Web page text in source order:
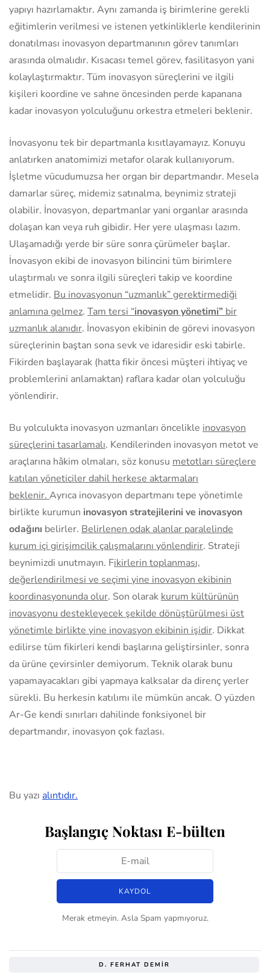
yapıyı hazırlamaktır. Aynı zamanda iş birimlerine gerekli
eğitimlerin verilmesi ve istenen yetkinliklerle kendilerinin
donatılması inovasyon departmanının görev tanımları
arasında olmalıdır. Kısacası temel görev, fasilitasyon yani
kolaylaştırmaktır. Tüm inovasyon süreçlerini ve ilgili
kişileri koordine ve sahne öncesinden perde kapanana
kadar inovasyon yolculuğunu orkestra etmeleri beklenir.
İnovasyonu tek bir departmanla kısıtlayamayız. Konuyu
anlatırken anatomimizi metafor olarak kullanıyorum.
İşletme vücudumuzsa her organ bir departmandır. Mesela
damarlar süreç, midemiz satınalma, beynimiz strateji
olabilir. İnovasyon, departmanlar yani organlar arasında
dolaşan kan veya ruh gibidir. Her yere ulaşması lazım.
Ulaşamadığı yerde bir süre sonra çürümeler başlar.
İnovasyon ekibi de inovasyon bilincini tüm birimlere
ulaştırmalı ve sonra ilgili süreçleri takip ve koordine
etmelidir. Bu inovasyonun “uzmanlık” gerektirmediği
anlamına gelmez. Tam tersi “inovasyon yönetimi” bir
uzmanlık alanıdır. İnovasyon ekibinin de görevi inovasyon
süreçlerinin baştan sona sevk ve idaresidir eski tabirle.
Fikirden başlayarak (hatta fikir öncesi müşteri ihtiyaç ve
problemlerini anlamaktan) raflara kadar olan yolculuğu
yönlendirir.
Bu yolculukta inovasyon uzmanları öncelikle inovasyon
süreçlerini tasarlamalı. Kendilerinden inovasyon metot ve
araçlarına hâkim olmaları, söz konusu metotları süreçlere
katılan yöneticiler dahil herkese aktarmaları
beklenir. Ayrıca inovasyon departmanı tepe yönetimle
birlikte kurumun inovasyon stratejilerini ve inovasyon
odağını belirler. Belirlenen odak alanlar paralelinde
kurum içi girişimcilik çalışmalarını yönlendirir. Strateji
beynimizdi unutmayın. Fikirlerin toplanması,
değerlendirilmesi ve seçimi yine inovasyon ekibinin
koordinasyonunda olur. Son olarak kurum kültürünün
inovasyonu destekleyecek şekilde dönüştürülmesi üst
yönetimle birlikte yine inovasyon ekibinin işidir. Dikkat
edilirse tüm fikirleri kendi başlarına geliştirsinler, sonra
da ürüne çevirsinler demiyorum. Teknik olarak bunu
yapamayacakları gibi yapmaya kalksalar da direnç yerler
sürekli. Bu herkesin katılımı ile mümkün ancak. O yüzden
Ar-Ge kendi sınırları dahilinde fonksiyonel bir
departmandır, inovasyon çok fazlası.
Bu yazı alıntıdır.
Başlangıç Noktası E-bülten
Merak etmeyin. Asla Spam yapmıyoruz.
D. FERHAT DEMIR